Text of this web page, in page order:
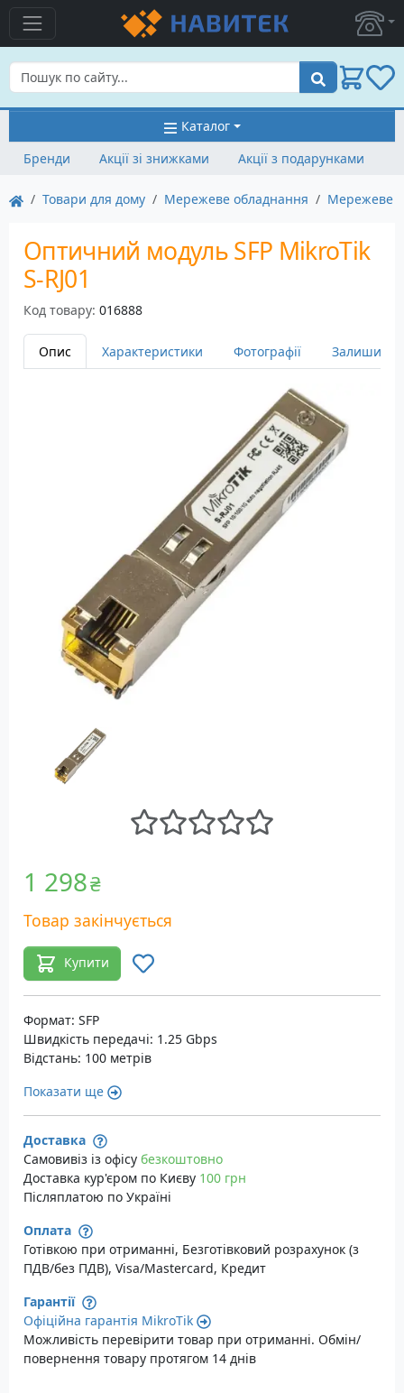
Пошук
Каталог
Бренди
Акції зі знижками Акції з подарунками
Товари для дому Мережеве обладнання Мережеве
Оптичний модуль SFP MikroTik
S-RJ01
Код товару: 016888
Опис Характеристики Фотографії Залишити
1 298₴
Товар закінчується
Купити
Формат: SFP
Швидкість передачі: 1.25 Gbps
Відстань: 100 метрів
Показати ще
Доставка
Самовивіз із офісу безкоштовно
Доставка кур'єром по Києву 100 грн
Післяплатою по Україні
Оплата
Готівкою при отриманні, Безготівковий розрахунок (з
ПДВ/без ПДВ), Visa/Mastercard, Кредит
Гарантії
Офіційна гарантія MikroTik
Можливість перевірити товар при отриманні. Обмін/
повернення товару протягом 14 днів